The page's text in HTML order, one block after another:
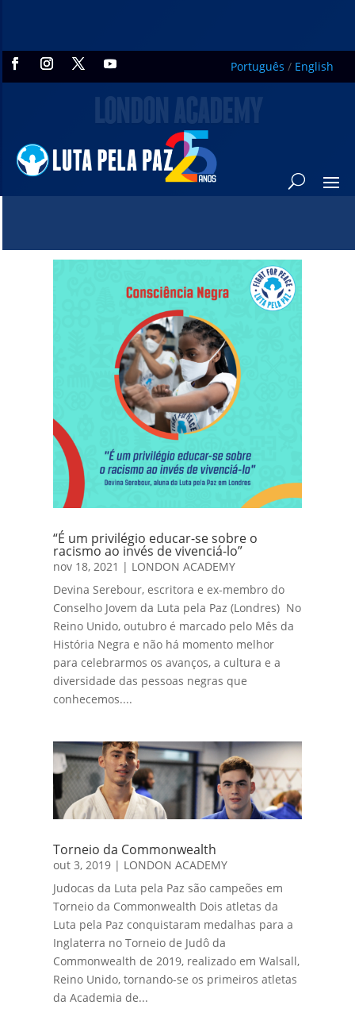
Português / English
“É um privilégio educar-se sobre o
racismo ao invés de vivenciá-lo”
nov 18, 2021 | LONDON ACADEMY
Devina Serebour, escritora e ex-membro do
Conselho Jovem da Luta pela Paz (Londres) No
Reino Unido, outubro é marcado pelo Mês da
História Negra e não há momento melhor
para celebrarmos os avanços, a cultura e a
diversidade das pessoas negras que
conhecemos....
Torneio da Commonwealth
out 3, 2019 | LONDON ACADEMY
Judocas da Luta pela Paz são campeões em
Torneio da Commonwealth Dois atletas da
Luta pela Paz conquistaram medalhas para a
Inglaterra no Torneio de Judô da
Commonwealth de 2019, realizado em Walsall,
Reino Unido, tornando-se os primeiros atletas
da Academia de...